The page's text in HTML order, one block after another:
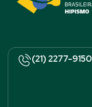
(21) 2277-9150